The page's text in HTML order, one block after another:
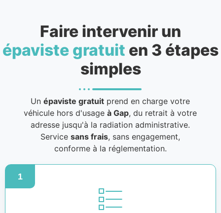
Faire intervenir un
épaviste gratuit en 3 étapes
simples
Unépaviste gratuit prend en charge votre
véhicule hors d'usageà Gap, du retrait à votre
adresse jusqu'à la radiation administrative.
Servicesans frais, sans engagement,
conforme à la réglementation.
1